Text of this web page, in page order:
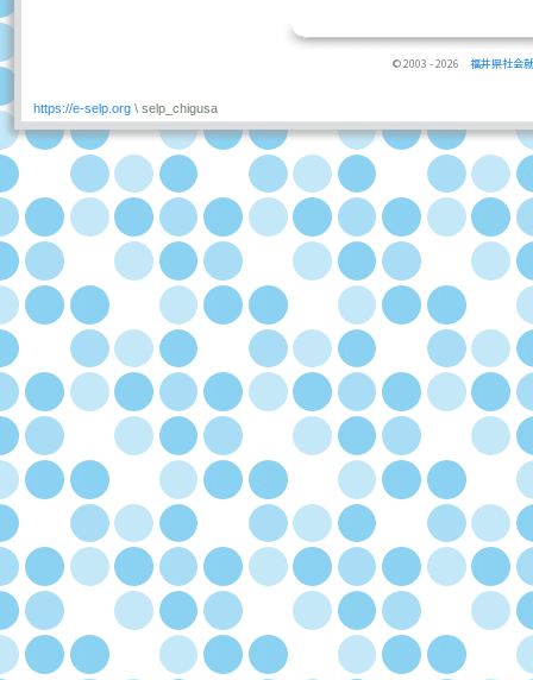
© 2003 - 2026 福井県社会
https://e-selp.org \ selp_chigusa